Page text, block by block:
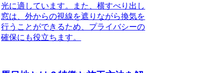
光に適しています。また、横すべり出し
窓は、外からの視線を遮りながら換気を
行うことができるため、プライバシーの
確保にも役立ちます。